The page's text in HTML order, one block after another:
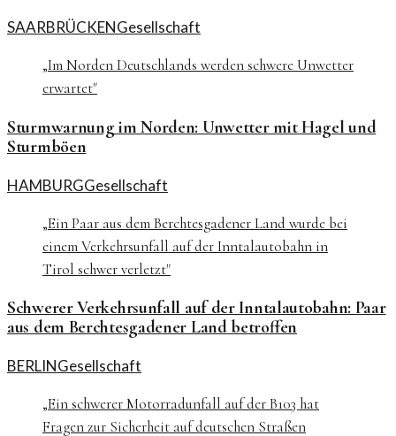
SAARBRÜCKENGesellschaft
„Im Norden Deutschlands werden schwere Unwetter
erwartet"
Sturmwarnung im Norden: Unwetter mit Hagel und
Sturmböen
HAMBURGGesellschaft
„Ein Paar aus dem Berchtesgadener Land wurde bei
einem Verkehrsunfall auf der Inntalautobahn in
Tirol schwer verletzt"
Schwerer Verkehrsunfall auf der Inntalautobahn: Paar
aus dem Berchtesgadener Land betroffen
BERLINGesellschaft
„Ein schwerer Motorradunfall auf der B103 hat
Fragen zur Sicherheit auf deutschen Straßen